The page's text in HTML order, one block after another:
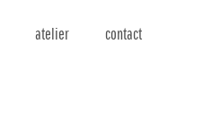
atelier contact